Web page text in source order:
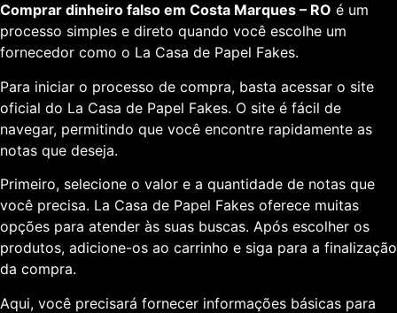
Comprar dinheiro falso em Costa Marques – RO é um
processo simples e direto quando você escolhe um
fornecedor como o La Casa de Papel Fakes.
Para iniciar o processo de compra, basta acessar o site
oficial do La Casa de Papel Fakes. O site é fácil de
navegar, permitindo que você encontre rapidamente as
notas que deseja.
Primeiro, selecione o valor e a quantidade de notas que
você precisa. La Casa de Papel Fakes oferece muitas
opções para atender às suas buscas. Após escolher os
produtos, adicione-os ao carrinho e siga para a finalização
da compra.
Aqui, você precisará fornecer informações básicas para